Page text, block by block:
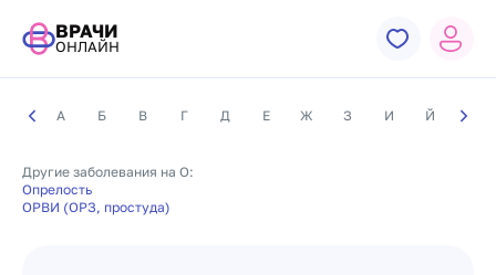
ВРАЧИ
ОНЛАЙН
А Б В Г Д Е Ж З И Й К
Другие заболевания на О:
Опрелость
ОРВИ (ОРЗ, простуда)